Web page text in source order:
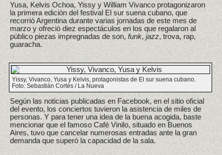
Yusa, Kelvis Ochoa, Yissy y William Vivanco protagonizaron
la primera edición del festival El sur suena cubano, que
recorrió Argentina durante varias jornadas de este mes de
marzo y ofreció diez espectáculos en los que regalaron al
público piezas impregnadas de son, funk,jazz, trova, rap,
guaracha.
Yissy, Vivanco, Yusa y Kelvis, protagonistas de El sur suena cubano.
Foto: Sebastián Cortés / La Nueva
Según las noticias publicadas en Facebook, en el sitio oficial
del evento, los conciertos tuvieron la asistencia de miles de
personas. Y para tener una idea de la buena acogida, baste
mencionar que el famoso Café Vinilo, situado en Buenos
Aires, tuvo que cancelar numerosas entradas ante la gran
demanda que superó la capacidad de la sala.